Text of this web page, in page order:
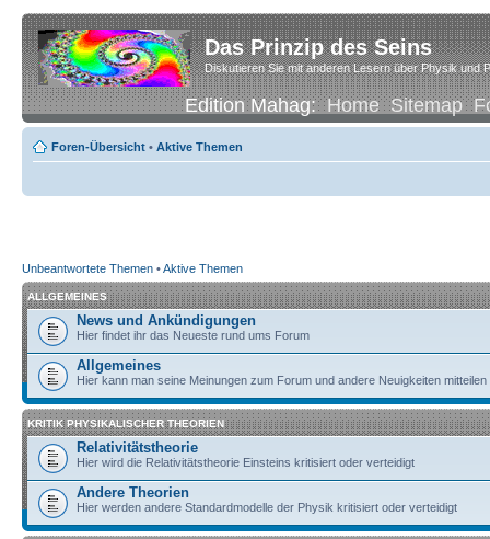
Das Prinzip des Seins
Diskutieren Sie mit anderen Lesern über Physik und
Edition Mahag:Home Sitemap
Foren-Übersicht • Aktive Themen
Unbeantwortete Themen •Aktive Themen
ALLGEMEINES
News und Ankündigungen
Hier findet ihr das Neueste rund ums Forum
Allgemeines
Hier kann man seine Meinungen zum Forum und andere Neuigkeiten mitteilen
KRITIK PHYSIKALISCHER THEORIEN
Relativitätstheorie
Hier wird die Relativitätstheorie Einsteins kritisiert oder verteidigt
Andere Theorien
Hier werden andere Standardmodelle der Physik kritisiert oder verteidigt